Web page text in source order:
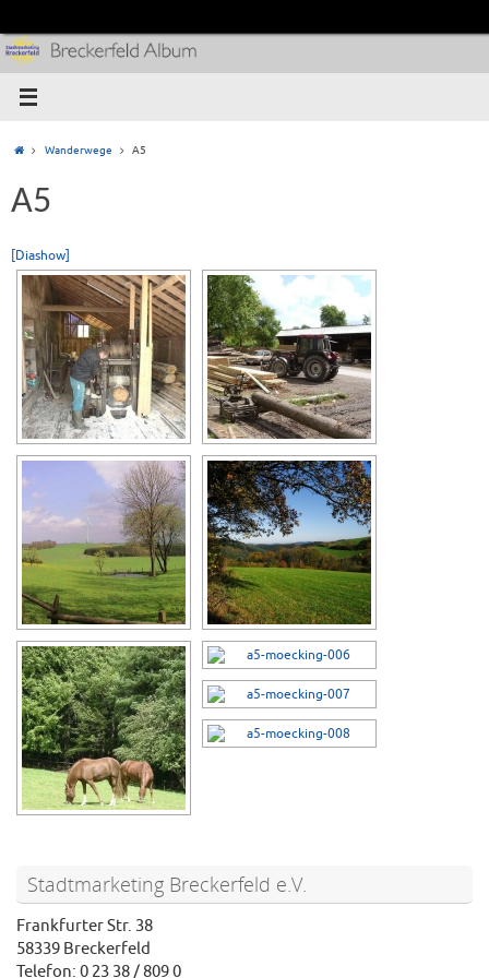
Wanderwege A5
A5
[Diashow]
Stadtmarketing Breckerfeld e.V.
Frankfurter Str. 38
58339 Breckerfeld
Telefon: 0 23 38 / 809 0